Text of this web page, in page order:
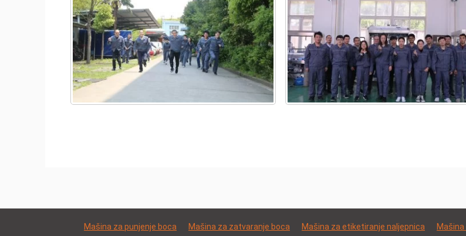
Mašina za punjenje boca Mašina za zatvaranje boca Mašina za etiketiranje naljepnica